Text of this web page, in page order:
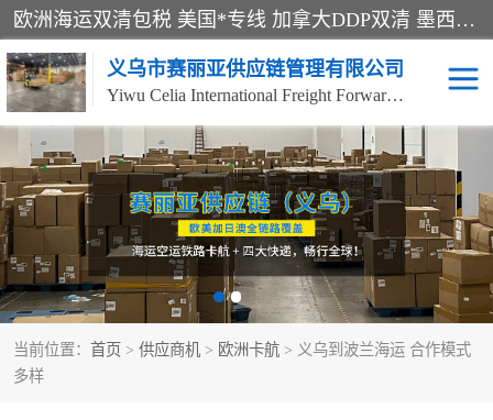
欧洲海运双清包税 美国*专线 加拿大DDP双清 墨西哥跨境空运 澳大利亚专线物流 跨境电商物流服务 国际快递到门服务 海运*渠道 一站式跨境物流解决方案 TikTok/SHEIN专线 电商平台FBA头程运输 国际铁路运输欧洲 UPS/DDHL/联邦快递跨境 美国双清到门物流 跨境*运输
义乌市赛丽亚供应链管理有限公司
Yiwu Celia International Freight Forwarding Co., Ltd
当前位置： 首页 > 供应商机 > 欧洲卡航 > 义乌到波兰海运 合作模式
多样
美森快船 欧洲卡航
加拿大海运/空运-双清到
门
澳大利亚海运/空运-双清
到门
墨西哥海运/空运-双清到
门